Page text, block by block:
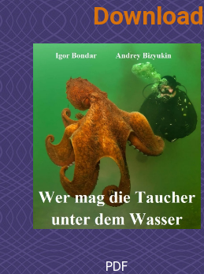
Download
PDF